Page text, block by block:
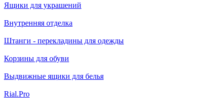
Ящики для украшений
Внутренняя отделка
Штанги - перекладины для одежды
Корзины для обуви
Выдвижные ящики для белья
Rial.Pro